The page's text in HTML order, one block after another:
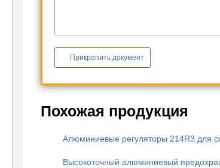
Прикрепить документ
Похожая продукция
Алюминиевые регуляторы 214R3 для
Высокоточный алюминиевый